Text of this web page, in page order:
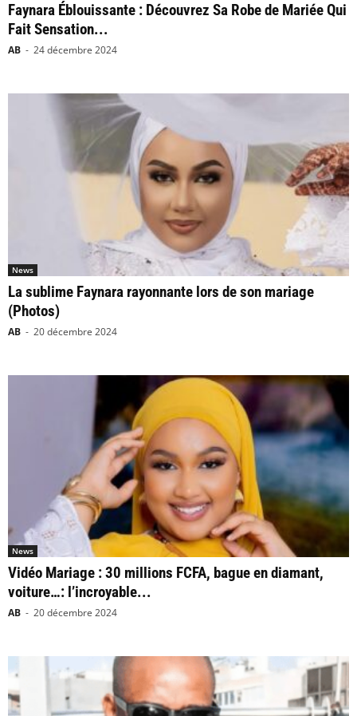
Faynara Éblouissante : Découvrez Sa Robe de Mariée Qui
Fait Sensation...
AB - 24 décembre 2024
News
La sublime Faynara rayonnante lors de son mariage
(Photos)
AB - 20 décembre 2024
News
Vidéo Mariage : 30 millions FCFA, bague en diamant,
voiture…: l’incroyable...
AB - 20 décembre 2024